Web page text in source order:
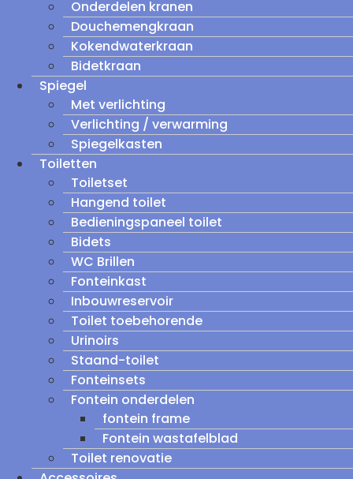
Onderdelen kranen
Douchemengkraan
Kokendwaterkraan
Bidetkraan
Spiegel
Met verlichting
Verlichting / verwarming
Spiegelkasten
Toiletten
Toiletset
Hangend toilet
Bedieningspaneel toilet
Bidets
WC Brillen
Fonteinkast
Inbouwreservoir
Toilet toebehorende
Urinoirs
Staand-toilet
Fonteinsets
Fontein onderdelen
fontein frame
Fontein wastafelblad
Toilet renovatie